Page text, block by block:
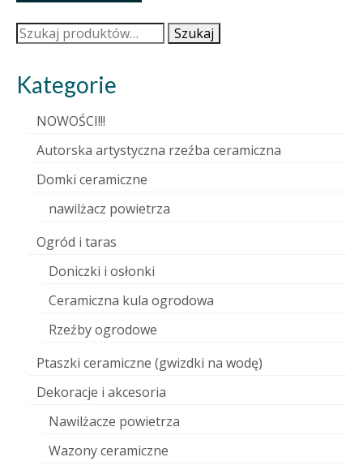
Szukaj: Szukaj
Kategorie
NOWOŚCI!!!
Autorska artystyczna rzeźba ceramiczna
Domki ceramiczne
nawilżacz powietrza
Ogród i taras
Doniczki i osłonki
Ceramiczna kula ogrodowa
Rzeźby ogrodowe
Ptaszki ceramiczne (gwizdki na wodę)
Dekoracje i akcesoria
Nawilżacze powietrza
Wazony ceramiczne